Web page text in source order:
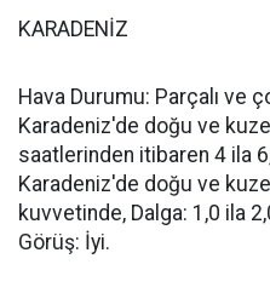
KARADENİZ
Hava Durumu: Parçalı ve
Karadeniz'de doğu ve
saatlerinden itibaren 4 ila
Karadeniz'de doğu ve
kuvvetinde, Dalga: 1,0 ila
Görüş: İyi.